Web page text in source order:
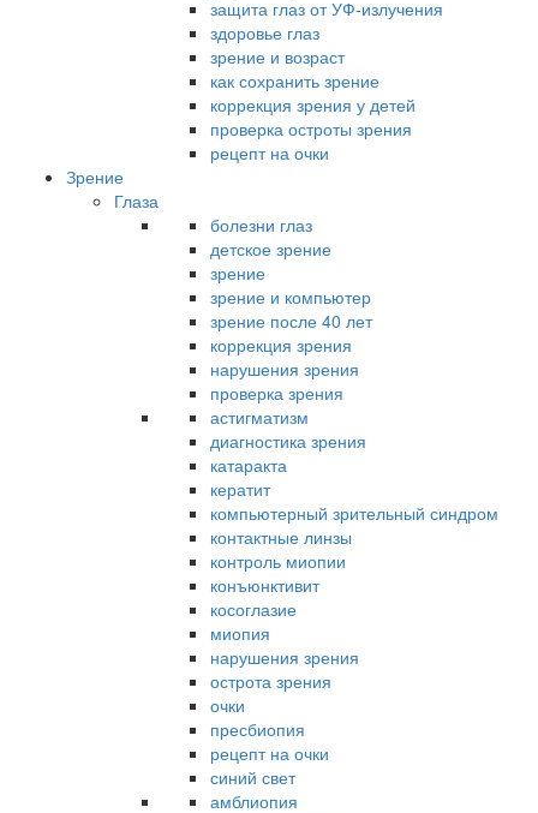
защита глаз от УФ-излучения
здоровье глаз
зрение и возраст
как сохранить зрение
коррекция зрения у детей
проверка остроты зрения
рецепт на очки
Зрение
Глаза
болезни глаз
детское зрение
зрение
зрение и компьютер
зрение после 40 лет
коррекция зрения
нарушения зрения
проверка зрения
астигматизм
диагностика зрения
катаракта
кератит
компьютерный зрительный синдром
контактные линзы
контроль миопии
конъюнктивит
косоглазие
миопия
нарушения зрения
острота зрения
очки
пресбиопия
рецепт на очки
синий свет
амблиопия